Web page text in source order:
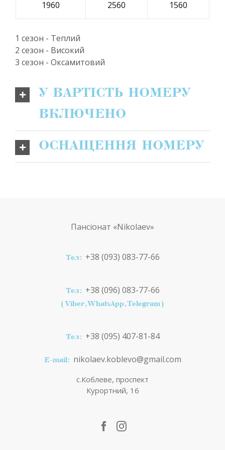
1960 2560 1560
1 сезон - Теплий
2 сезон - Високий
3 сезон - Оксамитовий
У ВАРТІСТЬ НОМЕРУ
ВКЛЮЧЕНО
ОСНАЩЕННЯ НОМЕРУ
Пансіонат «Nikolaev»
Тел: +38 (093) 083-77-66
Тел: +38 (096) 083-77-66
(Viber,WhatsApp,Telegram)
Тел: +38 (095) 407-81-84
E-mail: nikolaev.koblevo@gmail.com
с.Коблеве, проспект
Курортний, 16